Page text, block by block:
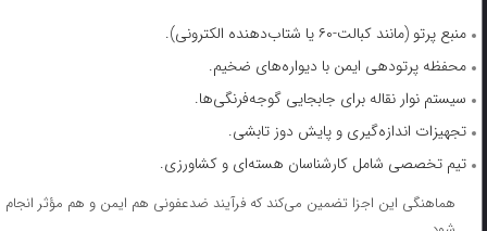
منبع پرتو (مانند کبالت-۶۰ یا شتاب‌دهنده الکترونی).
محفظه پرتودهی ایمن با دیواره‌های ضخیم.
سیستم نوار نقاله برای جابجایی گوجه‌فرنگی‌ها.
تجهیزات اندازه‌گیری و پایش دوز تابشی.
تیم تخصصی شامل کارشناسان هسته‌ای و کشاورزی.
هماهنگی این اجزا تضمین می‌کند که فرآیند ضدعفونی هم ایمن و هم مؤثر انجام